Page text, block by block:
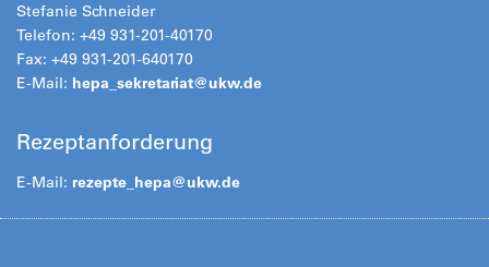
Stefanie Schneider
Telefon: +49 931-201-40170
Fax: +49 931-201-640170
E-Mail: hepa_sekretariat@ukw.de
Rezeptanforderung
E-Mail: rezepte_hepa@ukw.de